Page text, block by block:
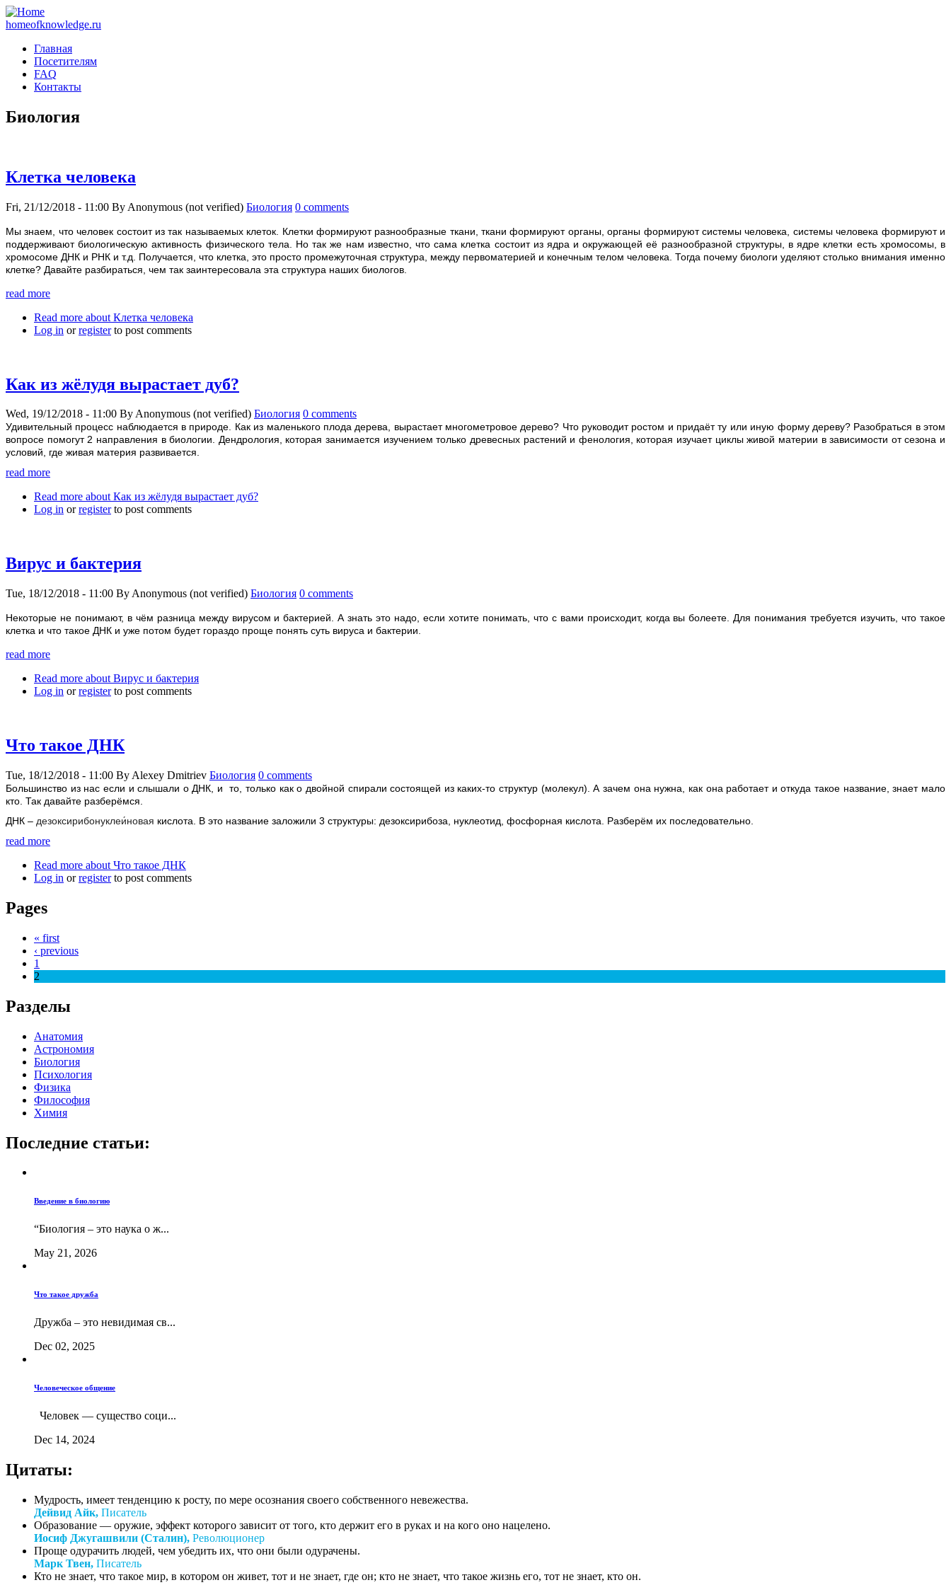
homeofknowledge.ru
Главная
Посетителям
FAQ
Контакты
Биология
Клетка человека
Fri, 21/12/2018 - 11:00 By Anonymous (not verified) Биология 0 comments
Мы знаем, что человек состоит из так называемых клеток. Клетки формируют разнообразные ткани, ткани формируют органы, органы формируют системы человека, системы человека формируют и
поддерживают биологическую активность физического тела. Но так же нам известно, что сама клетка состоит из ядра и окружающей её разнообразной структуры, в ядре клетки есть хромосомы, в
хромосоме ДНК и РНК и т.д. Получается, что клетка, это просто промежуточная структура, между первоматерией и конечным телом человека. Тогда почему биологи уделяют столько внимания именно
клетке? Давайте разбираться, чем так заинтересовала эта структура наших биологов.
read more
Read more about Клетка человека
Log in orregisterto post comments
Как из жёлудя вырастает дуб?
Wed, 19/12/2018 - 11:00 ByAnonymous (not verified) Биология 0 comments
Удивительный процесс наблюдается в природе. Как из маленького плода дерева, вырастает многометровое дерево? Что руководит ростом и придаёт ту или иную форму дереву? Разобраться в этом
вопросе помогут 2 направления в биологии. Дендрология, которая занимается изучением только древесных растений и фенология, которая изучает циклы живой материи в зависимости от сезона и
условий, где живая материя развивается.
read more
Read more about Как из жёлудя вырастает дуб?
Log in orregisterto post comments
Вирус и бактерия
Tue, 18/12/2018 - 11:00 By Anonymous (not verified) Биология 0 comments
Некоторые не понимают, в чём разница между вирусом и бактерией. А знать это надо, если хотите понимать, что с вами происходит, когда вы болеете. Для понимания требуется изучить, что такое
клетка и что такое ДНК и уже потом будет гораздо проще понять суть вируса и бактерии.
read more
Read more about Вирус и бактерия
Log in orregisterto post comments
Что такое ДНК
Tue, 18/12/2018 - 11:00 By Alexey Dmitriev Биология 0 comments
Большинство из нас если и слышали о ДНК, и то, только как о двойной спирали состоящей из каких-то структур (молекул). А зачем она нужна, как она работает и откуда такое название, знает мало
кто. Так давайте разберёмся.
ДНК – дезоксирибонуклеи́новая кислота. В это название заложили 3 структуры: дезоксирибоза, нуклеотид, фосфорная кислота. Разберём их последовательно.
read more
Read more about Что такое ДНК
Log in orregisterto post comments
Pages
« first
‹ previous
1
2
Разделы
Анатомия
Астрономия
Биология
Психология
Физика
Философия
Химия
Последние статьи:
Введение в биологию
“Биология – это наука о ж...
May 21, 2026
Что такое дружба
Дружба – это невидимая св...
Dec 02, 2025
Человеческое общение
Человек — существо соци...
Dec 14, 2024
Цитаты:
Мудрость, имеет тенденцию к росту, по мере осознания своего собственного невежества.
Дейвид Айк, Писатель
Образование — оружие, эффект которого зависит от того, кто держит его в руках и на кого оно нацелено.
Иосиф Джугашвили (Сталин), Революционер
Проще одурачить людей, чем убедить их, что они были одурачены.
Марк Твен, Писатель
Кто не знает, что такое мир, в котором он живет, тот и не знает, где он; кто не знает, что такое жизнь его, тот не знает, кто он.